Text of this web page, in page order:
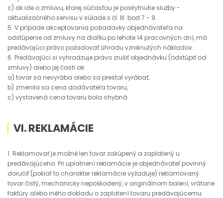
c) ak ide o zmluvu, ktorej súčasťou je poskytnutie služby -
aktualizačného servisu v súlade s čl. III. bod 7 - 9.
5. V prípade akceptovania požiadavky objednávateľa na
odstúpenie od zmluvy na diaľku po lehote 14 pracovných dní, má
predávajúci právo požadovať úhradu vzniknutých nákladov.
6. Predávajúci si vyhradzuje právo zrušiť objednávku (odstúpiť od
zmluvy) alebo jej časti ak:
a) tovar sa nevyrába alebo sa prestal vyrábať,
b) zmenila sa cena dodávateľa tovaru,
c) vystavená cena tovaru bola chybná.
VI. REKLAMÁCIE
1. Reklamovať je možné len tovar zakúpený a zaplatený u
predávajúceho. Pri uplatnení reklamácie je objednávateľ povinný
doručiť (pokiaľ to charakter reklamácie vyžaduje) reklamovaný
tovar čistý, mechanicky nepoškodený, v originálnom balení, vrátane
faktúry alebo iného dokladu o zaplatení tovaru predávajúcemu.